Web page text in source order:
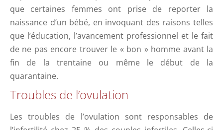
que certaines femmes ont prise de reporter la
naissance d’un bébé, en invoquant des raisons telles
que l’éducation, l’avancement professionnel et le fait
de ne pas encore trouver le « bon » homme avant la
fin de la trentaine ou même le début de la
quarantaine.
Troubles de l’ovulation
Les troubles de l’ovulation sont responsables de